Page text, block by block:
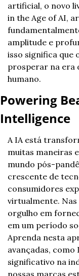
artificial, o novo
in the Age of AI,
amplitude e
isso significa que
prosperar na era
humano.
Powering
Intelligence
A IA está
muitas maneiras
mundo pós-
crescente de
consumidores
virtualmente. Nas
orgulho em
em um período
Aprenda nesta
avançadas, como
significativo na